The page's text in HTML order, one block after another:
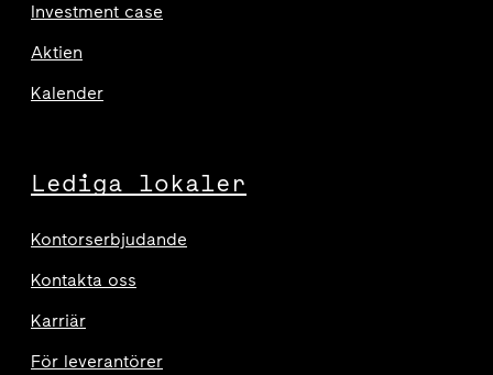
Investment case
Aktien
Kalender
Lediga lokaler
Kontorserbjudande
Kontakta oss
Karriär
För leverantörer